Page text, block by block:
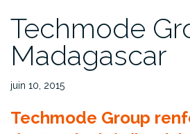
Techmode
Madagascar
juin 10, 2015
Techmode Group